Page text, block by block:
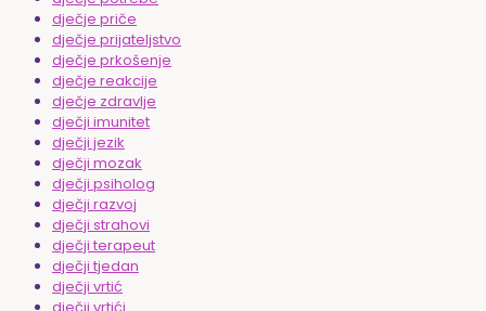
dječje priče
dječje prijateljstvo
dječje prkošenje
dječje reakcije
dječje zdravlje
dječji imunitet
dječji jezik
dječji mozak
dječji psiholog
dječji razvoj
dječji strahovi
dječji terapeut
dječji tjedan
dječji vrtić